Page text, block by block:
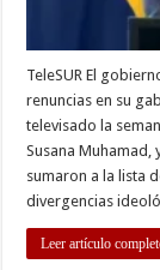
TeleSUR El
renuncias en su
televisado la
Susana Muhamad,
sumaron a la lista
divergencias
Leer artículo